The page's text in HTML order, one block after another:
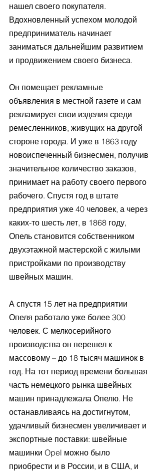
нашел своего покупателя.
Вдохновленный успехом молодой
предприниматель начинает
заниматься дальнейшим развитием
и продвижением своего бизнеса.
Он помещает рекламные
объявления в местной газете и сам
рекламирует свои изделия среди
ремесленников, живущих на другой
стороне города. И уже в 1863 году
новоиспеченный бизнесмен, получив
значительное количество заказов,
принимает на работу своего первого
рабочего. Спустя год в штате
предприятия уже 40 человек, а через
каких-то шесть лет, в 1868 году,
Опель становится собственником
двухэтажной мастерской с жилыми
пристройками по производству
швейных машин.
А спустя 15 лет на предприятии
Опеля работало уже более 300
человек. С мелкосерийного
производства он перешел к
массовому – до 18 тысяч машинок в
год. На тот период времени большая
часть немецкого рынка швейных
машин принадлежала Опелю. Не
останавливаясь на достигнутом,
удачливый бизнесмен увеличивает и
экспортные поставки: швейные
машинки Opel можно было
приобрести и в России, и в США, и